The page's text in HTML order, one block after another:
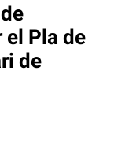
el Pla de
de